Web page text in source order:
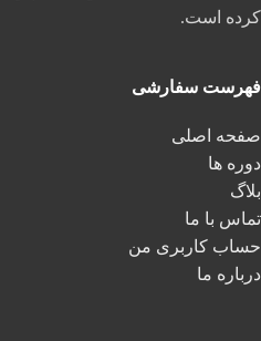
کرده است.
فهرست سفارشی
صفحه اصلی
دوره ها
بلاگ
تماس با ما
حساب کاربری من
درباره ما